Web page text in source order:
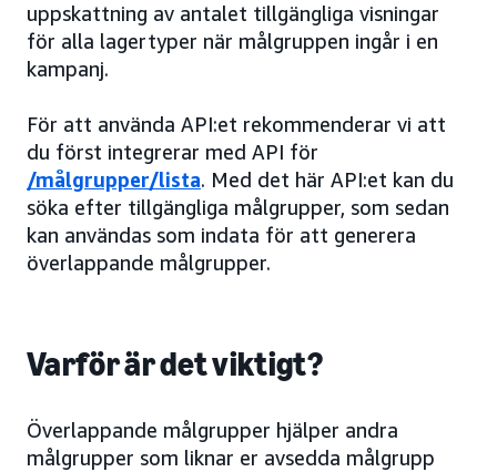
uppskattning av antalet tillgängliga visningar
för alla lagertyper när målgruppen ingår i en
kampanj.
För att använda API:et rekommenderar vi att
du först integrerar med API för
/målgrupper/lista. Med det här API:et kan du
söka efter tillgängliga målgrupper, som sedan
kan användas som indata för att generera
överlappande målgrupper.
Varför är det viktigt?
Överlappande målgrupper hjälper andra
målgrupper som liknar er avsedda målgrupp